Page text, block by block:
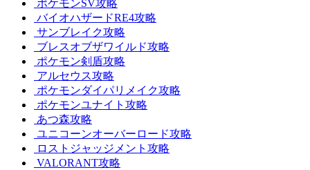
ポケモンSV攻略
バイオハザードRE4攻略
サンブレイク攻略
ブレスオブザワイルド攻略
ポケモン剣盾攻略
アルセウス攻略
ポケモンダイパリメイク攻略
ポケモンユナイト攻略
あつ森攻略
ユニコーンオーバーロード攻略
ロストジャッジメント攻略
VALORANT攻略